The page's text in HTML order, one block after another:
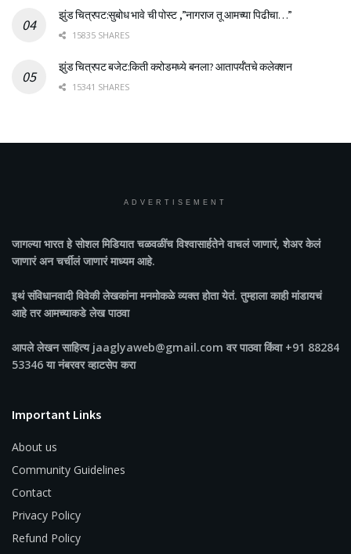
झुंड चित्रपट:सुबोध भावे ची पोस्ट ,”नागराज तू आमच्या पिढीचा…”
15835 SHARES
झुंड चित्रपट बजेट:किती करोडमध्ये बनला? आतापर्यँतचे कलेक्शन
15341 SHARES
ADVERTISEMENT
जागल्या भारतहे सोशल मिडियात चळवळींच विश्वासार्हतेने वाचलं जाणारं, शेअर केलं
जाणारं अन चर्चीलं जाणारं माध्यम आहे.
इथं संविधानवादी विवेकी लेखकांना मनमोकळे व्यक्त होता येतं. तुम्हाला काही मांडायचं
आहे तर आमच्याकडे लेख पाठवा
आपले लेखन साहित्य jaaglyaweb@gmail.com वर पाठवा किंवा +91 88284
53346 या नंबरवर व्हाटसेप करा
Important Links
About us
Community Guidelines
Contact
Privacy Policy
Refund Policy